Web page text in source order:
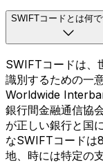
SWIFTコードとは何
SWIFTコードは、
識別するための一
Worldwide
銀行間金融通信協
が正しい銀行と国
なSWIFTコードは
地、時には特定の